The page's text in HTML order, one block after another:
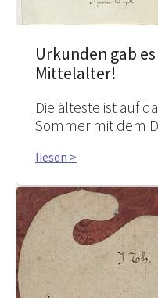
Urkunden gab
Mittelalter!
Die älteste ist auf
Sommer mit dem
liesen >